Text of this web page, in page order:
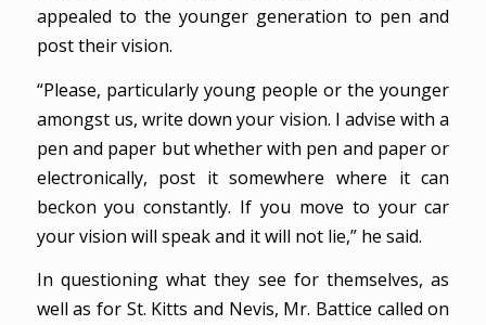
appealed to the younger generation to pen and
post their vision.
“Please, particularly young people or the younger
amongst us, write down your vision. I advise with a
pen and paper but whether with pen and paper or
electronically, post it somewhere where it can
beckon you constantly. If you move to your car
your vision will speak and it will not lie,” he said.
In questioning what they see for themselves, as
well as for St. Kitts and Nevis, Mr. Battice called on